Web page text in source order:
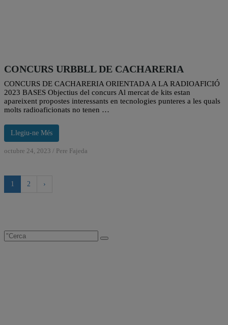
CONCURS URBBLL DE CACHARERIA
CONCURS DE CACHARERIA ORIENTADA A LA RADIOAFICIÓ
2023 BASES Objectius del concurs Al mercat de kits estan
apareixent propostes interessants en tecnologies punteres a les quals
molts radioaficionats no tenen …
Llegiu-ne Més
octubre 24, 2023 / Pere Fajeda
1 2 ›